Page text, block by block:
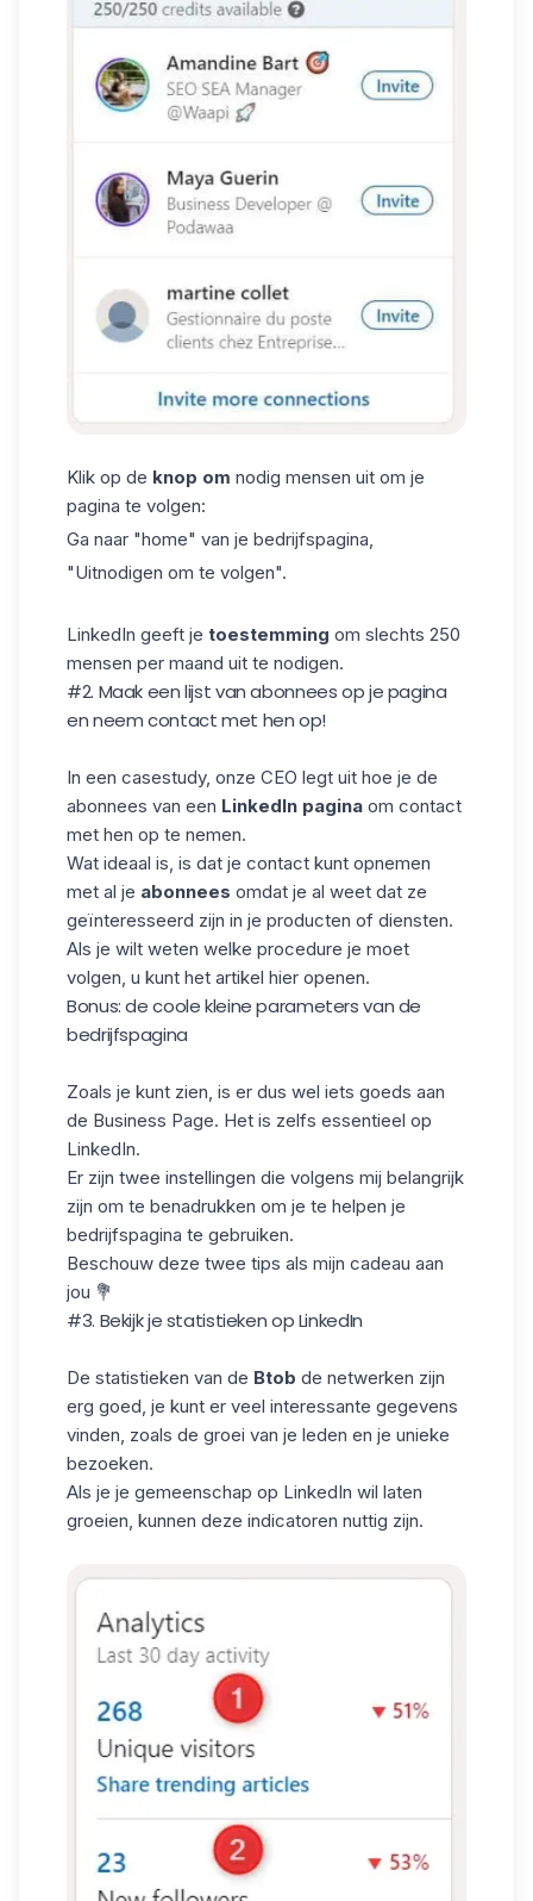
Klik op de knop om nodig mensen uit om je
pagina te volgen:
Ga naar "home" van je bedrijfspagina,
"Uitnodigen om te volgen".
LinkedIn geeft je toestemming om slechts 250
mensen per maand uit te nodigen.
#2. Maak een lijst van abonnees op je pagina
en neem contact met hen op!
In een casestudy, onze CEO legt uit hoe je de
abonnees van een LinkedIn pagina om contact
met hen op te nemen.
Wat ideaal is, is dat je contact kunt opnemen
met al je abonnees omdat je al weet dat ze
geïnteresseerd zijn in je producten of diensten.
Als je wilt weten welke procedure je moet
volgen, u kunt het artikel hier openen.
Bonus: de coole kleine parameters van de
bedrijfspagina
Zoals je kunt zien, is er dus wel iets goeds aan
de Business Page. Het is zelfs essentieel op
LinkedIn.
Er zijn twee instellingen die volgens mij belangrijk
zijn om te benadrukken om je te helpen je
bedrijfspagina te gebruiken.
Beschouw deze twee tips als mijn cadeau aan
jou 💐
#3. Bekijk je statistieken op LinkedIn
De statistieken van de Btob de netwerken zijn
erg goed, je kunt er veel interessante gegevens
vinden, zoals de groei van je leden en je unieke
bezoeken.
Als je je gemeenschap op LinkedIn wil laten
groeien, kunnen deze indicatoren nuttig zijn.